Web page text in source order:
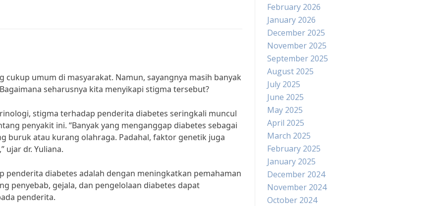
cukup umum di masyarakat. Namun, sayangnya masih banyak
seharusnya kita menyikapi stigma tersebut?
stigma terhadap penderita diabetes seringkali muncul
penyakit ini. “Banyak yang menganggap diabetes sebagai
buruk atau kurang olahraga. Padahal, faktor genetik juga
ujar dr. Yuliana.
penderita diabetes adalah dengan meningkatkan pemahaman
penyebab, gejala, dan pengelolaan diabetes dapat
penderita.
February 2026
January 2026
December 2025
November 2025
September 2025
August 2025
July 2025
June 2025
May 2025
April 2025
March 2025
February 2025
January 2025
December 2024
November 2024
October 2024